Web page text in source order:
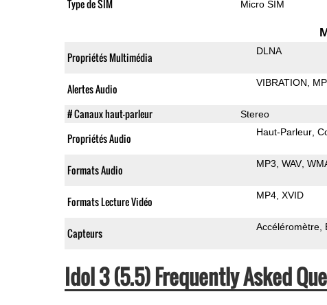
Type de SIM Micro SIM
Propriétés Multimédia DLNA
Alertes Audio VIBRATION
# Canaux haut-parleur Stereo
Propriétés Audio Haut-Parleur
Formats Audio MP3 WAV
Formats Lecture Vidéo MP4 XVID
Capteurs Accéléromètre
Idol 3 (5.5) Frequently Asked